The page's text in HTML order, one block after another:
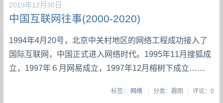
2019年12月30日
中国互联网往事(2000-2020)
1994年4月20号，北京中关村地区的网络工程成功接入了
国际互联网，中国正式进入网络时代。1995年11月搜狐成
立，1997年６月网易成立，1997年12月榕树下成立……
标签： 网络 | 分类：趣图 | 评论：0